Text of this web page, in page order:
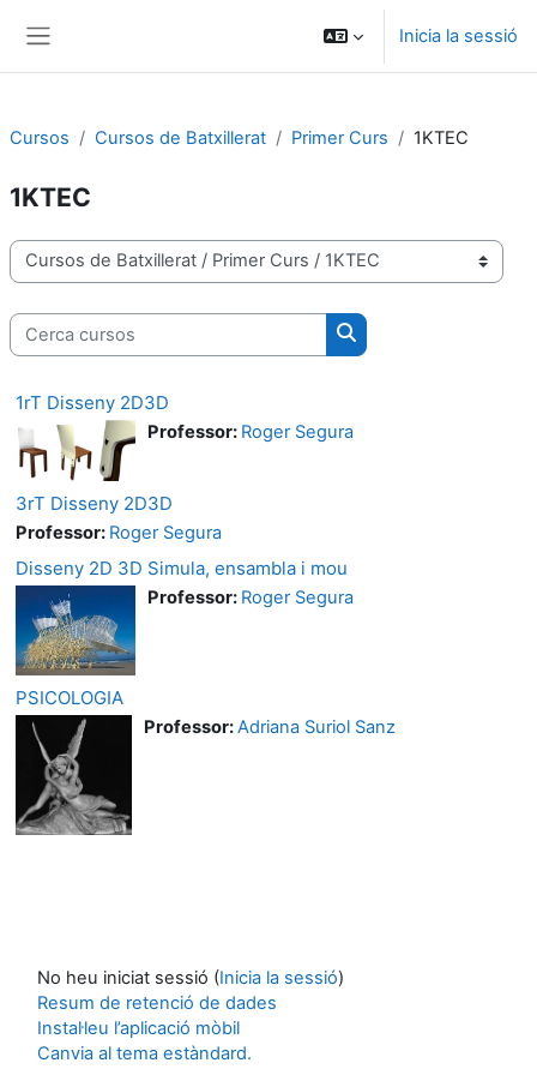
Inicia la sessió
Cursos Cursos de Batxillerat Primer Curs 1KTEC
1KTEC
Categories de cursos
Cerca cursos
Cerca cursos
1rT Disseny 2D3D
Professor: Roger Segura
3rT Disseny 2D3D
Professor: Roger Segura
Disseny 2D 3D Simula, ensambla i mou
Professor: Roger Segura
PSICOLOGIA
Professor:Adriana Suriol Sanz
No heu iniciat sessió (Inicia la sessió)
Resum de retenció de dades
Instal·leu l’aplicació mòbil
Canvia al tema estàndard.